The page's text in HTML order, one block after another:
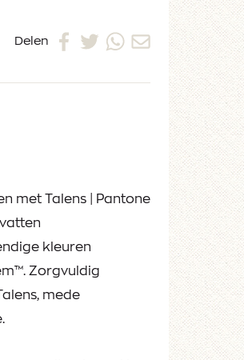
Delen
met Talens | Pantone
kleuren
Zorgvuldig
mede